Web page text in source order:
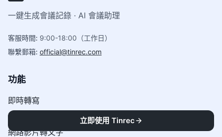
一鍵生成會議記錄 · AI 會議助理
客服時間: 9:00-18:00（工作日）
聯繫郵箱: official@tinrec.com
功能
即時轉寫
音訊轉文字
網路影片轉文字
立即使用 Tinrec